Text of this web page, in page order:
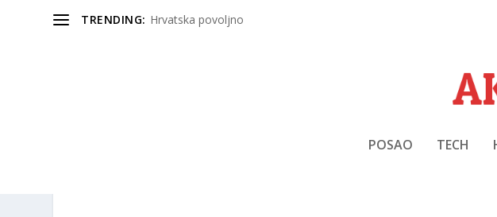
TRENDING: Hrvatska povoljno
POSAO TECH